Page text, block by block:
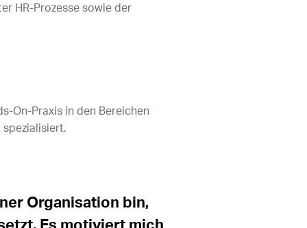
HR-Prozesse sowie der
On-Praxis in den Bereichen
spezialisiert.
Organisation bin,